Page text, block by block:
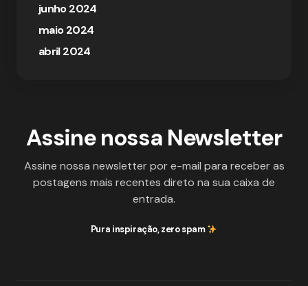
junho 2024
maio 2024
abril 2024
Assine nossa Newsletter
Assine nossa newsletter por e-mail para receber as
postagens mais recentes direto na sua caixa de
entrada.
Pura inspiração, zero spam